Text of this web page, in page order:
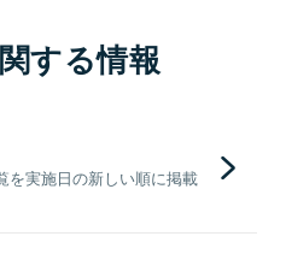
する情報
を実施日の新しい順に掲載